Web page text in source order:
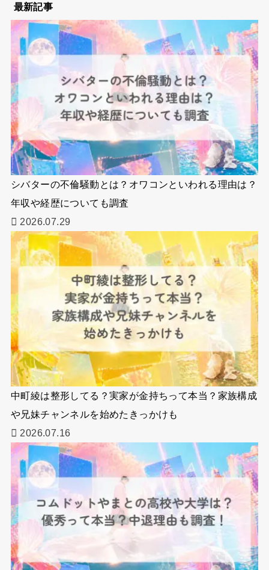
最新記事
シバターの不倫騒動とは？オワコンといわれる理由は？
年収や経歴についても調査
2026.07.29
中町綾は整形してる？実家が金持ちって本当？家族構成
や兄妹チャンネルを始めたきっかけも
2026.07.16